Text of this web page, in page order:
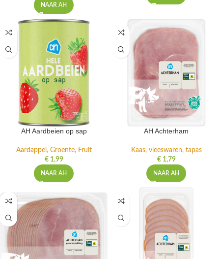
NAAR AH
AH Aardbeien op sap
Aardappel, Groente, Fruit
€1,99
NAAR AH
AH Achterham
Kaas, vleeswaren, tapas
€1,79
NAAR AH